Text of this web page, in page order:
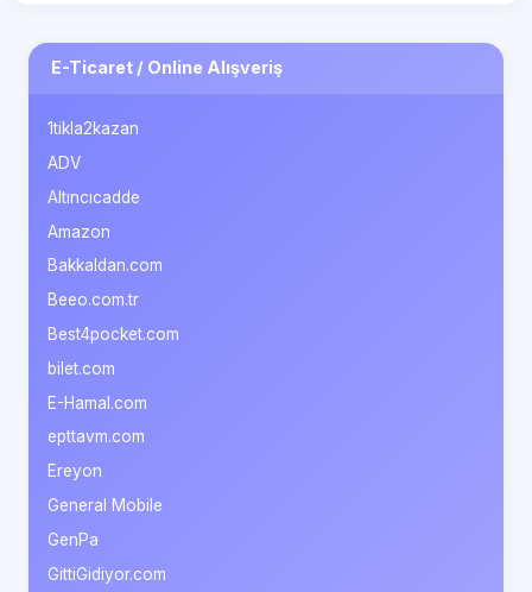
E-Ticaret / Online Alışveriş
1tikla2kazan
ADV
Altıncıcadde
Amazon
Bakkaldan.com
Beeo.com.tr
Best4pocket.com
bilet.com
E-Hamal.com
epttavm.com
Ereyon
General Mobile
GenPa
GittiGidiyor.com